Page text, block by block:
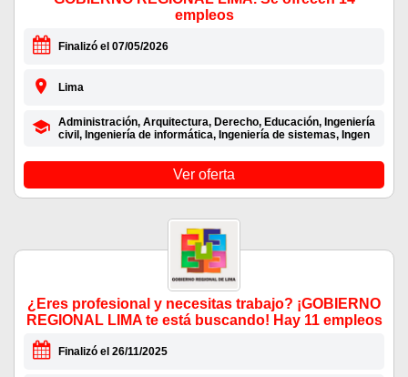
empleos
Finalizó el 07/05/2026
Lima
Administración, Arquitectura, Derecho, Educación, Ingeniería
civil, Ingeniería de informática, Ingeniería de sistemas, Ingen
Ver oferta
¿Eres profesional y necesitas trabajo? ¡GOBIERNO
REGIONAL LIMA te está buscando! Hay 11 empleos
Finalizó el 26/11/2025